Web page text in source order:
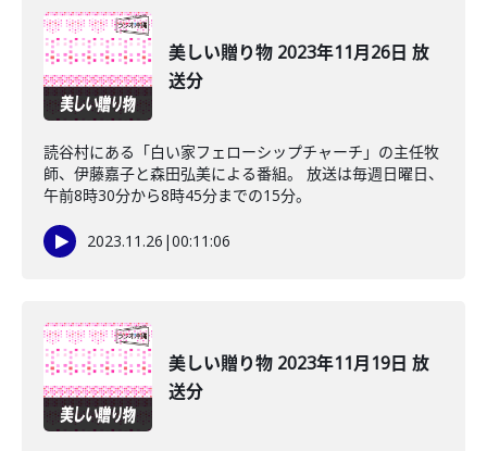
美しい贈り物 2023年11月26日 放
送分
読谷村にある「白い家フェローシップチャーチ」の主任牧
師、伊藤嘉子と森田弘美による番組。 放送は毎週日曜日、
午前8時30分から8時45分までの15分。
2023.11.26 |00:11:06
美しい贈り物 2023年11月19日 放
送分